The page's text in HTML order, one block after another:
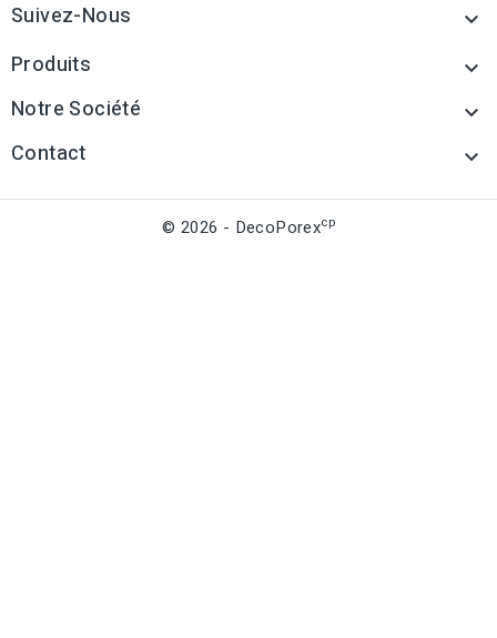
Suivez-Nous 
Produits 
Notre Société 
Contact 
© 2026 - DecoPorexcp